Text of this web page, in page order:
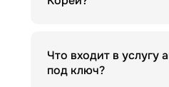
Что входит в услугу
под ключ?